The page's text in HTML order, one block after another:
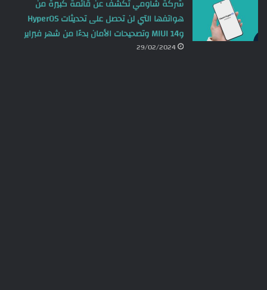
شركة شاومي تكشف عن قائمة كبيرة من
هواتفها التي لن تحصل على تحديثات HyperOS
وMIUI 14 وتصحيحات الأمان بدءًا من شهر فبراير
29/02/2024